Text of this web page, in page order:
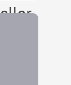
中入
，
世
系
而个
领
生
请
校
哈
、
大
、